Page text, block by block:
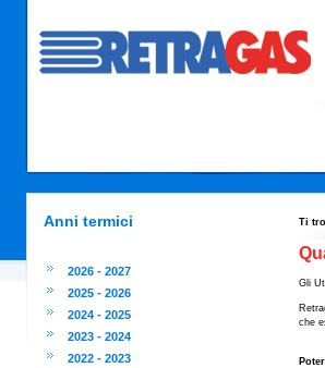
Anni termici
2026 - 2027
2025 - 2026
2024 - 2025
2023 - 2024
2022 - 2023
Ti
Gli
che